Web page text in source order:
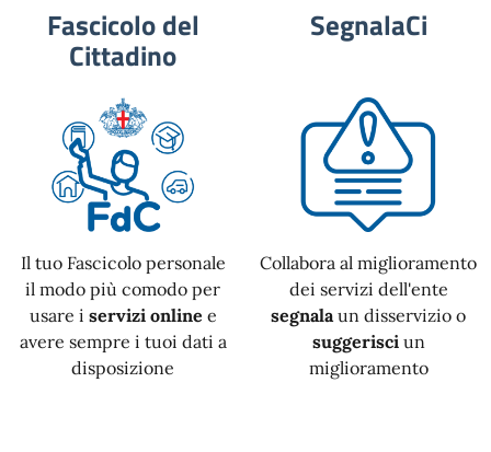
Fascicolo del
Cittadino
Il tuo Fascicolo personale
il modo più comodo per
usare i servizi online e
avere sempre i tuoi dati a
disposizione
SegnalaCi
Collabora al miglioramento
dei servizi dell'ente
segnala un disservizio o
suggerisciun
miglioramento